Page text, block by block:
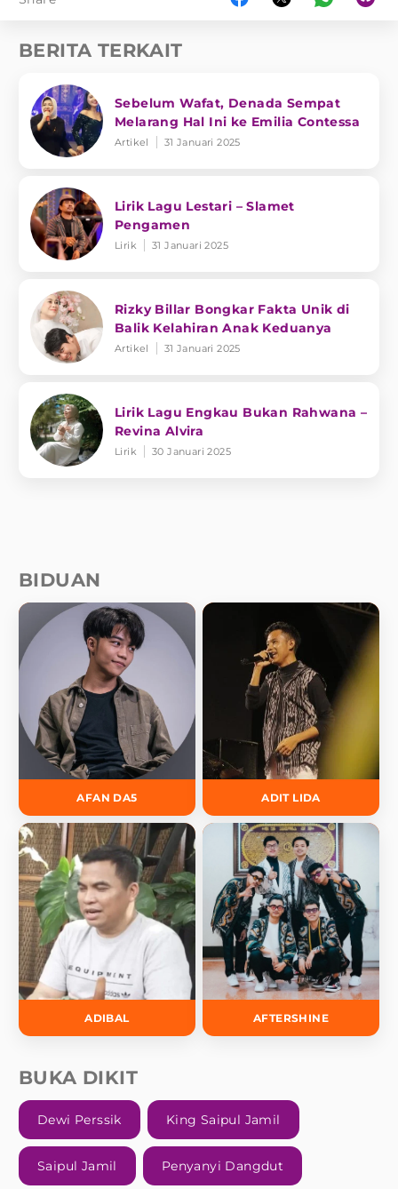
BERITA TERKAIT
Sebelum Wafat, Denada Sempat
Melarang Hal Ini ke Emilia Contessa
Artikel 31 Januari 2025
Lirik Lagu Lestari – Slamet
Pengamen
Lirik 31 Januari 2025
Rizky Billar Bongkar Fakta Unik di
Balik Kelahiran Anak Keduanya
Artikel 31 Januari 2025
Lirik Lagu Engkau Bukan Rahwana –
Revina Alvira
Lirik 30 Januari 2025
BIDUAN
AFAN DA5 ADIT LIDA
ADIBAL AFTERSHINE
BUKA DIKIT
Dewi Perssik King Saipul Jamil
Saipul Jamil Penyanyi Dangdut